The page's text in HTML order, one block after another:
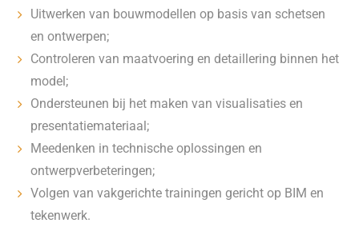
Uitwerken van bouwmodellen op basis van schetsen
en ontwerpen;
Controleren van maatvoering en detaillering binnen het
model;
Ondersteunen bij het maken van visualisaties en
presentatiemateriaal;
Meedenken in technische oplossingen en
ontwerpverbeteringen;
Volgen van vakgerichte trainingen gericht op BIM en
tekenwerk.